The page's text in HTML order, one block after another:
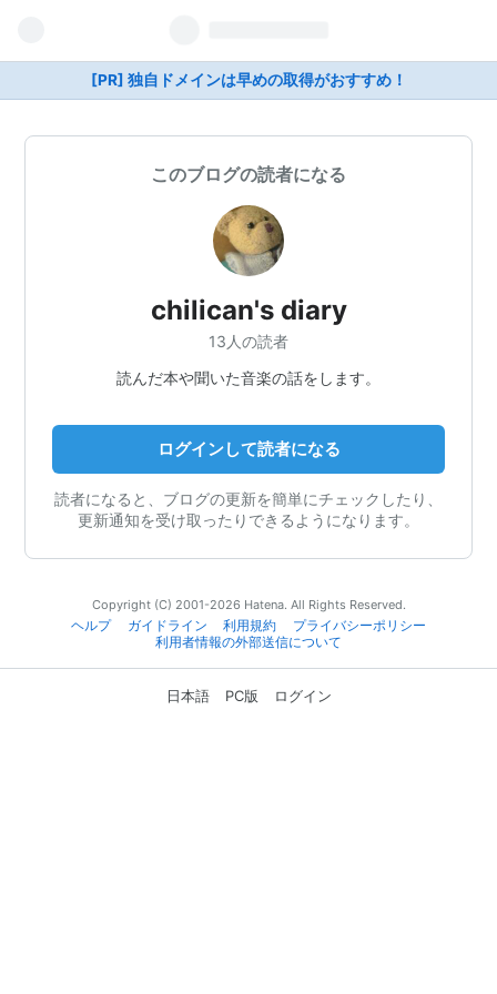
[PR] 独自ドメインは早めの取得がおすすめ！
このブログの読者になる
chilican's diary
13人の読者
読んだ本や聞いた音楽の話をします。
ログインして読者になる
読者になると、ブログの更新を簡単にチェックしたり、
更新通知を受け取ったりできるようになります。
Copyright (C) 2001-2026 Hatena. All Rights Reserved.
ヘルプ
ガイドライン 利用規約
プライバシーポリシー
利用者情報の外部送信について
日本語 PC版 ログイン